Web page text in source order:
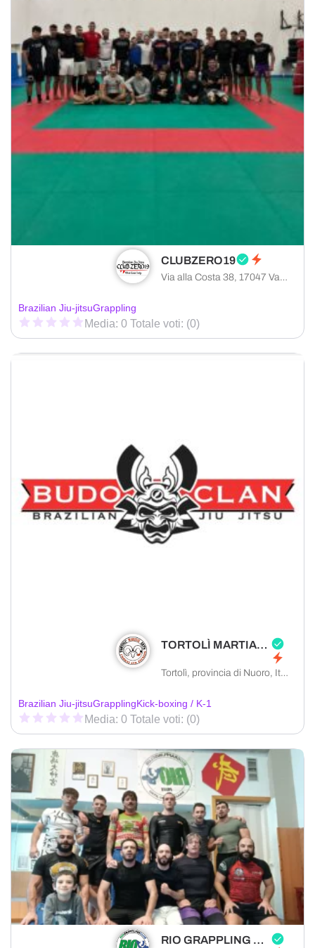
CLUBZERO19
Via alla Costa 38, 17047 Vado Ligure provincia di Savona, Italia
Brazilian Jiu-jitsuGrappling
Media: 0 Totale voti: (0)
TORTOLÌ MARTIAL ARTS ASD
Tortolì, provincia di Nuoro, Italia
Brazilian Jiu-jitsuGrapplingKick-boxing / K-1
Media: 0 Totale voti: (0)
RIO GRAPPLING CLUB PRATO